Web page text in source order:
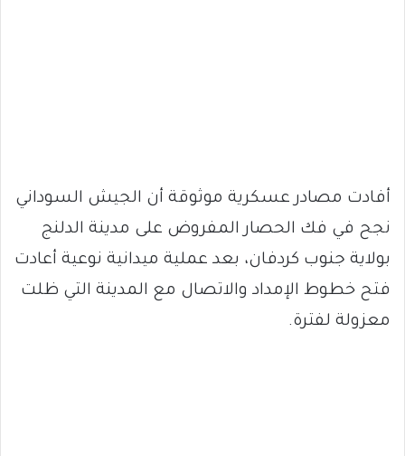
أفادت مصادر عسكرية موثوقة أن الجيش السوداني
نجح في فك الحصار المفروض على مدينة الدلنج
بولاية جنوب كردفان، بعد عملية ميدانية نوعية أعادت
فتح خطوط الإمداد والاتصال مع المدينة التي ظلت
معزولة لفترة.